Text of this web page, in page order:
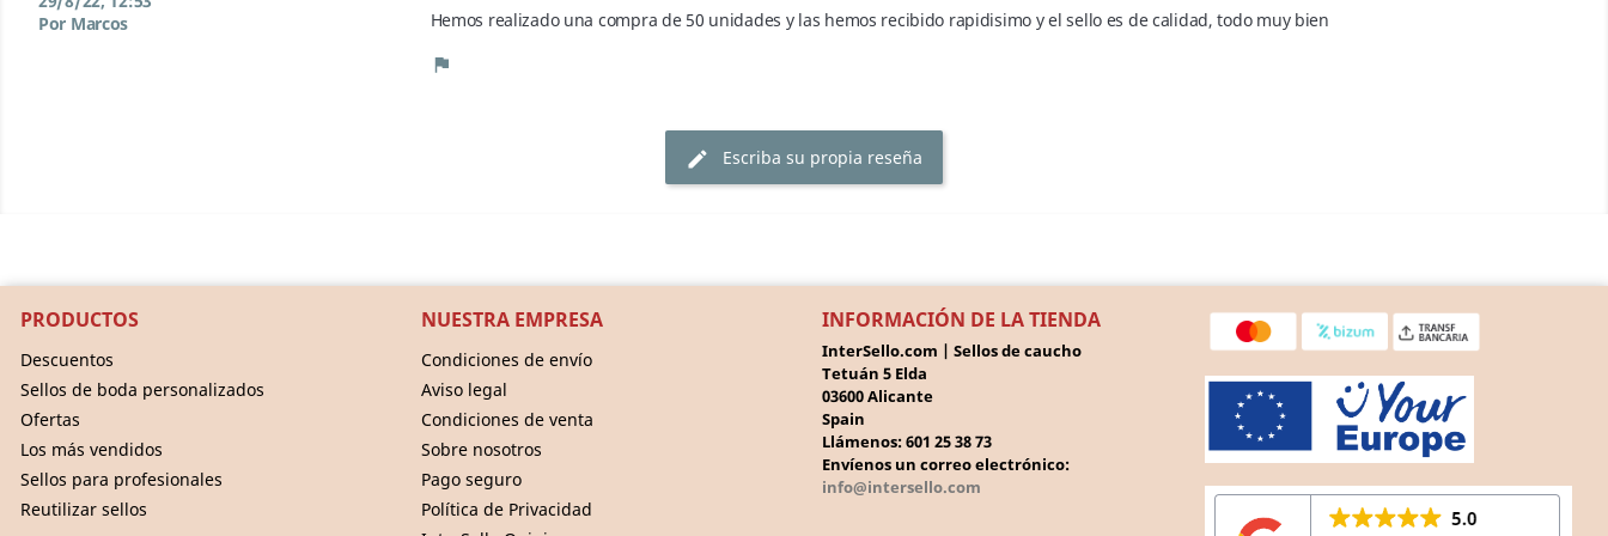
Por Marcos
Hemos realizado una compra de 50 unidades y las hemos recibido rapidisimo y el sello es de calidad, todo muy bien
flag
edit Escriba su propia reseña
PRODUCTOS
Descuentos
Sellos de boda personalizados
Ofertas
Los más vendidos
Sellos para profesionales
Reutilizar sellos
NUESTRA EMPRESA
Condiciones de envío
Aviso legal
Condiciones de venta
Sobre nosotros
Pago seguro
Política de Privacidad
INFORMACIÓN DE LA TIENDA
InterSello.com | Sellos de caucho
Tetuán 5 Elda
03600 Alicante
Spain
Llámenos:601 25 38 73
Envíenos un correo electrónico:
info@intersello.com